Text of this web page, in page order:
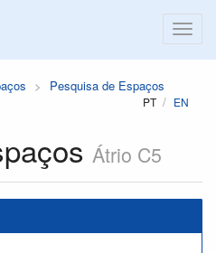
Pesquisa de Espaços
PT EN
Átrio C5